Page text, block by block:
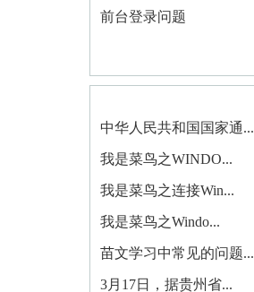
前台登录问题
中华人民共和国国家通...
我是菜鸟之WINDO...
我是菜鸟之连接Win...
我是菜鸟之Windo...
苗文学习中常见的问题...
3月17日，据贵州省...